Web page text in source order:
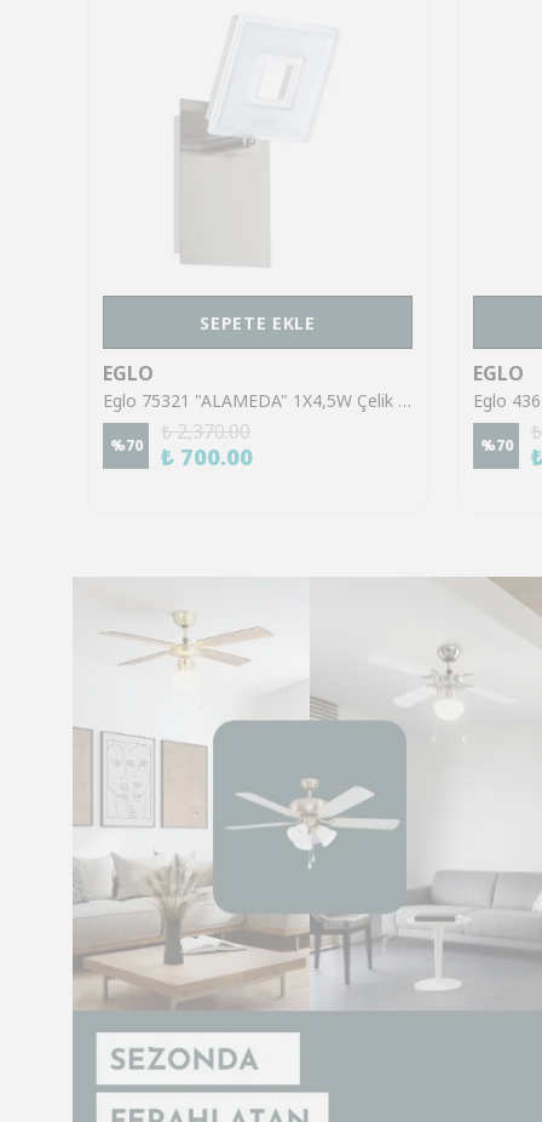
SEPETE EKLE
EGLO
Eglo 75321 "ALAMEDA" 1X4,5W Çelik Nikel Mat Sıva Üstü Spot
%70
₺ 2,370.00
₺ 700.00
EGLO
%70